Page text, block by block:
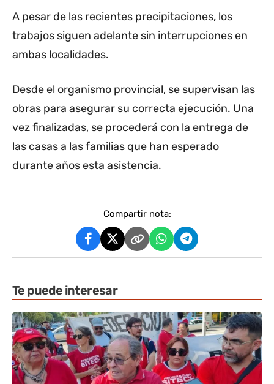
A pesar de las recientes precipitaciones, los
trabajos siguen adelante sin interrupciones en
ambas localidades.
Desde el organismo provincial, se supervisan las
obras para asegurar su correcta ejecución. Una
vez finalizadas, se procederá con la entrega de
las casas a las familias que han esperado
durante años esta asistencia.
Compartir nota:
Te puede interesar